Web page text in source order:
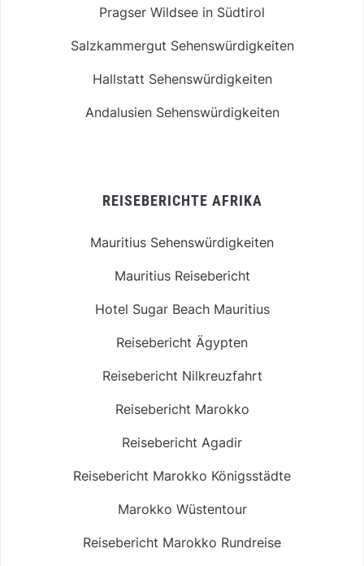
Pragser Wildsee in Südtirol
Salzkammergut Sehenswürdigkeiten
Hallstatt Sehenswürdigkeiten
Andalusien Sehenswürdigkeiten
REISEBERICHTE AFRIKA
Mauritius Sehenswürdigkeiten
Mauritius Reisebericht
Hotel Sugar Beach Mauritius
Reisebericht Ägypten
Reisebericht Nilkreuzfahrt
Reisebericht Marokko
Reisebericht Agadir
Reisebericht Marokko Königsstädte
Marokko Wüstentour
Reisebericht Marokko Rundreise